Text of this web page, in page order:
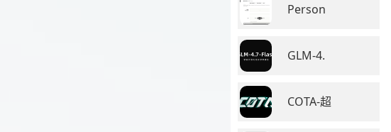
Person
GLM-4.
COTA-超